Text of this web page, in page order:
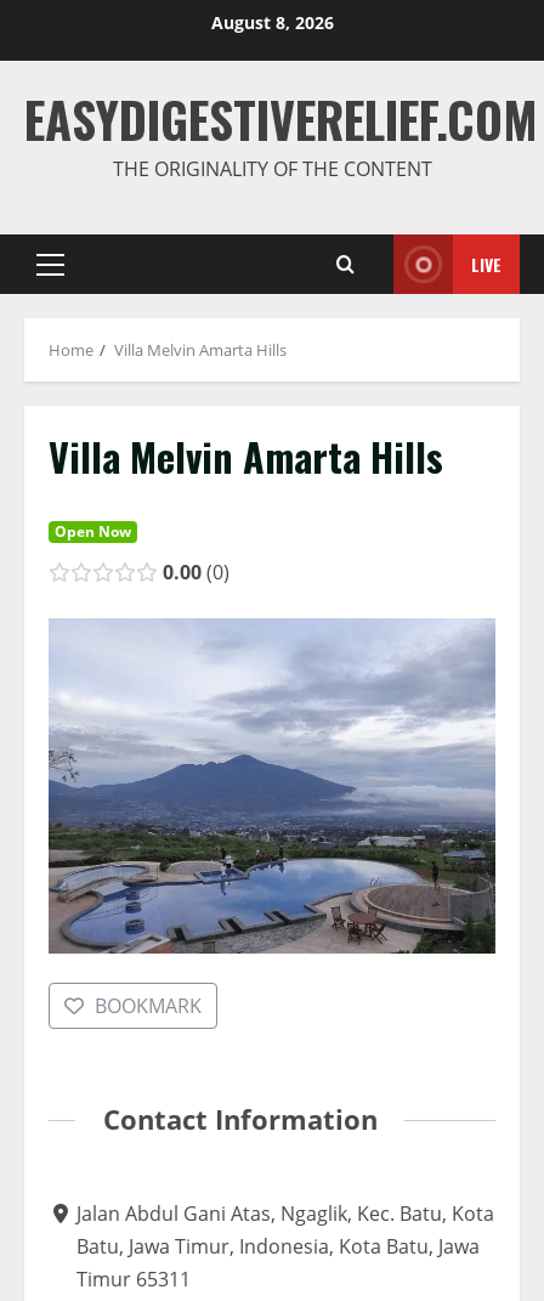
August 8, 2026
EASYDIGESTIVERELIEF.COM
THE ORIGINALITY OF THE CONTENT
LIVE
Home Villa Melvin Amarta Hills
Villa Melvin Amarta Hills
Open Now
0.00 0
BOOKMARK
Contact Information
Jalan Abdul Gani Atas, Ngaglik, Kec. Batu, Kota
Batu, Jawa Timur, Indonesia, Kota Batu, Jawa
Timur 65311